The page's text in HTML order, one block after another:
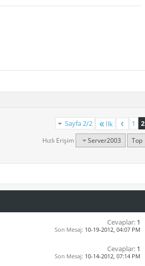
Sayfa 2/2 İlk 1 2
Hızlı Erişim Server2003 Top
Cevaplar: 1
Son Mesaj: 10-19-2012, 04:07 PM
Cevaplar: 1
Son Mesaj: 10-14-2012, 07:14 PM